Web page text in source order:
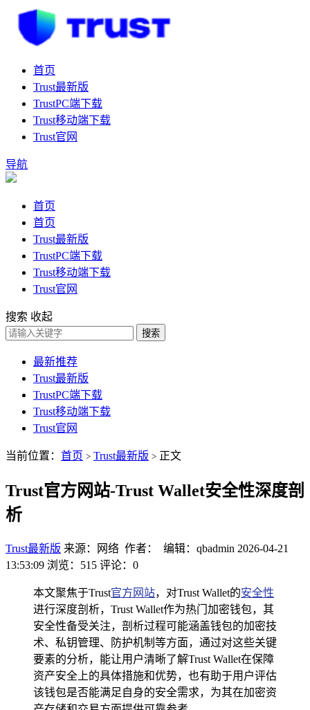
首页
Trust最新版
TrustPC端下载
Trust移动端下载
Trust官网
导航
首页
首页
Trust最新版
TrustPC端下载
Trust移动端下载
Trust官网
搜索 收起
搜索
最新推荐
Trust最新版
TrustPC端下载
Trust移动端下载
Trust官网
当前位置： 首页 > Trust最新版 > 正文
Trust官方网站-Trust Wallet安全性深度剖
析
Trust最新版 来源：网络 作者： 编辑：qbadmin 2026-04-21
13:53:09 浏览：515 评论：0
本文聚焦于Trust官方网站，对Trust Wallet的安全性
进行深度剖析，Trust Wallet作为热门加密钱包，其
安全性备受关注，剖析过程可能涵盖钱包的加密技
术、私钥管理、防护机制等方面，通过对这些关键
要素的分析，能让用户清晰了解Trust Wallet在保障
资产安全上的具体措施和优势，也有助于用户评估
该钱包是否能满足自身的安全需求，为其在加密资